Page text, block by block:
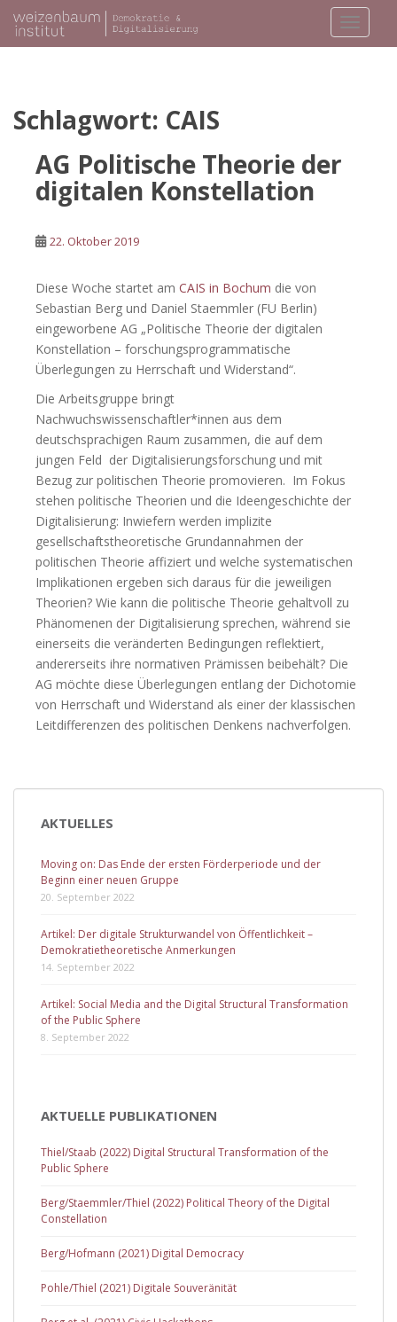
i
Schlagwort: CAIS
AG Politische Theorie der
digitalen Konstellation
22. Oktober 2019
Diese Woche startet am CAIS in Bochum die von
Sebastian Berg und Daniel Staemmler (FU Berlin)
eingeworbene AG „Politische Theorie der digitalen
Konstellation – forschungsprogrammatische
Überlegungen zu Herrschaft und Widerstand“.
Die Arbeitsgruppe bringt
Nachwuchswissenschaftler*innen aus dem
deutschsprachigen Raum zusammen, die auf dem
jungen Feld der Digitalisierungsforschung und mit
Bezug zur politischen Theorie promovieren. Im Fokus
stehen politische Theorien und die Ideengeschichte der
Digitalisierung: Inwiefern werden implizite
gesellschaftstheoretische Grundannahmen der
politischen Theorie affiziert und welche systematischen
Implikationen ergeben sich daraus für die jeweiligen
Theorien? Wie kann die politische Theorie gehaltvoll zu
Phänomenen der Digitalisierung sprechen, während sie
einerseits die veränderten Bedingungen reflektiert,
andererseits ihre normativen Prämissen beibehält? Die
AG möchte diese Überlegungen entlang der Dichotomie
von Herrschaft und Widerstand als einer der klassischen
Leitdifferenzen des politischen Denkens nachverfolgen.
AKTUELLES
Moving on: Das Ende der ersten Förderperiode und der
Beginn einer neuen Gruppe
20. September 2022
Artikel: Der digitale Strukturwandel von Öffentlichkeit –
Demokratietheoretische Anmerkungen
14. September 2022
Artikel: Social Media and the Digital Structural Transformation
of the Public Sphere
8. September 2022
AKTUELLE PUBLIKATIONEN
Thiel/Staab (2022) Digital Structural Transformation of the
Public Sphere
Berg/Staemmler/Thiel (2022) Political Theory of the Digital
Constellation
Berg/Hofmann (2021) Digital Democracy
Pohle/Thiel (2021) Digitale Souveränität